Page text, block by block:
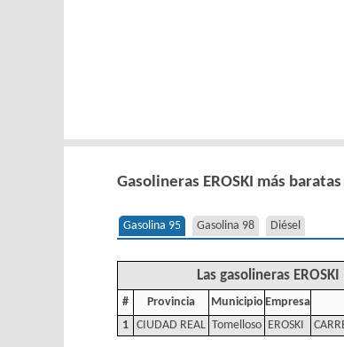
Gasolineras EROSKI más
Gasolina 95 Gasolina 98 Diésel
Las gasolineras
# Provincia Municipio Empresa
1 CIUDAD REAL Tomelloso EROSKI